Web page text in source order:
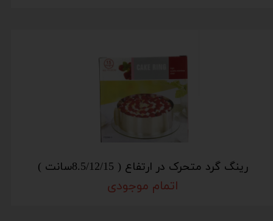
رینگ گرد متحرک در ارتفاع ( 8.5/12/15سانت )
اتمام موجودی